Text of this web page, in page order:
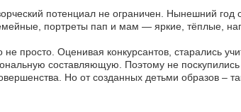
потенциал не ограничен. Нынешний
портреты пап и мам — яркие, тёплые,
просто. Оценивая конкурсантов, старались
составляющую. Поэтому не
Но от созданных детьми образов –